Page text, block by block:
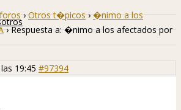
› Otros t�picos › �nimo a los
› Respuesta a: �nimo a los afectados por
19:45 #97394